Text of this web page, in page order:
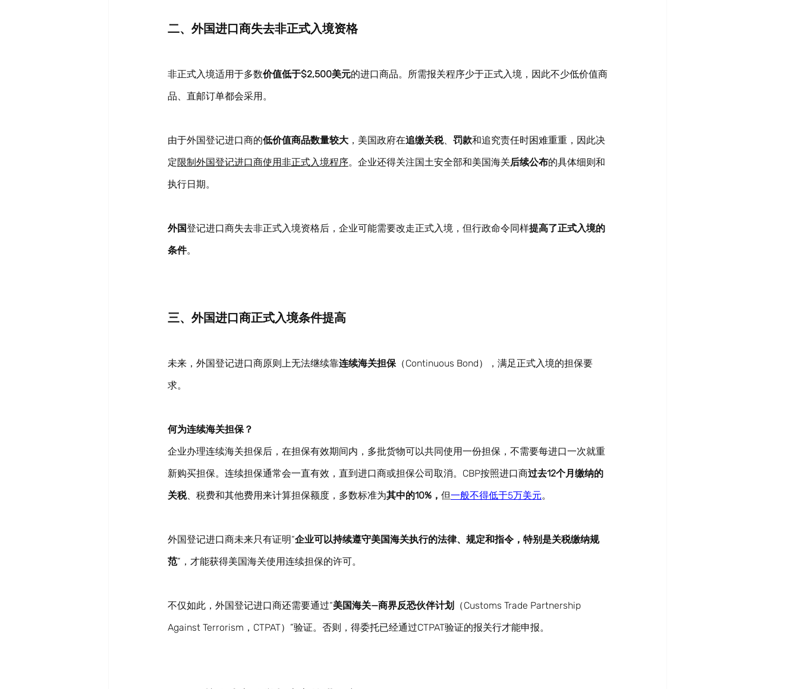
二、外国进口商失去非正式入境资格
非正式入境适用于多数价值低于$2,500美元的进口商品。所需报关程序少于正式入境，因此不少低价值商
品、直邮订单都会采用。
由于外国登记进口商的低价值商品数量较大 ，美国政府在追缴关税、 罚款和追究责任时困难重重，因此决
定限制外国登记进口商使用非正式入境程序。企业还得关注国土安全部和美国海关后续公布的具体细则和
执行日期。
外国登记进口商失去非正式入境资格后，企业可能需要改走正式入境，但行政命令同样提高了正式入境的
条件。
三、外国进口商正式入境条件提高
未来，外国登记进口商原则上无法继续靠连续海关担保 （Continuous Bond），满足正式入境的担保要
求。
何为连续海关担保？
企业办理连续海关担保后，在担保有效期间内，多批货物可以共同使用一份担保，不需要每进口一次就重
新购买担保。连续担保通常会一直有效，直到进口商或担保公司取消。CBP按照进口商过去12个月缴纳的
关税、税费和其他费用来计算担保额度，多数标准为其中的10%， 但一般不得低于5万美元。
外国登记进口商未来只有证明“企业可以持续遵守美国海关执行的法律、规定和指令，特别是关税缴纳规
范”，才能获得美国海关使用连续担保的许可。
不仅如此，外国登记进口商还需要通过“美国海关—商界反恐伙伴计划
（Customs Trade Partnership
Against Terrorism，CTPAT）”验证。否则，得委托已经通过CTPAT验证的报关行才能申报。